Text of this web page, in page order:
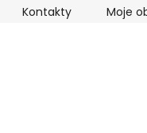
Kontakty Moje